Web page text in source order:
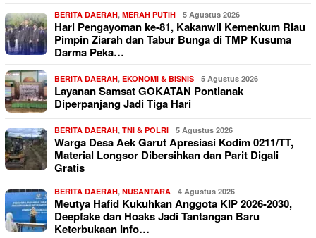
BERITA DAERAH, MERAH PUTIH 5 Agustus 2026
Hari Pengayoman ke-81, Kakanwil Kemenkum Riau
Pimpin Ziarah dan Tabur Bunga di TMP Kusuma
Darma Peka…
BERITA DAERAH, EKONOMI & BISNIS 5 Agustus 2026
Layanan Samsat GOKATAN Pontianak
Diperpanjang Jadi Tiga Hari
BERITA DAERAH, TNI & POLRI 5 Agustus 2026
Warga Desa Aek Garut Apresiasi Kodim 0211/TT,
Material Longsor Dibersihkan dan Parit Digali
Gratis
BERITA DAERAH, NUSANTARA 4 Agustus 2026
Meutya Hafid Kukuhkan Anggota KIP 2026-2030,
Deepfake dan Hoaks Jadi Tantangan Baru
Keterbukaan Info…